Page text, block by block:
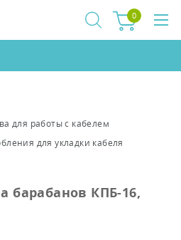
0
для работы с кабелем
для укладки кабеля
барабанов КПБ-16,